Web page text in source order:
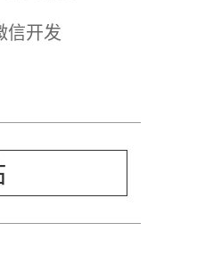
信开发